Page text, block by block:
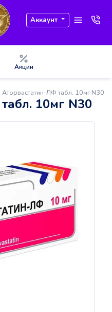
Аккаунт
Акции
Аторвастатин-ЛФ табл. 10мг N30
10мг N30